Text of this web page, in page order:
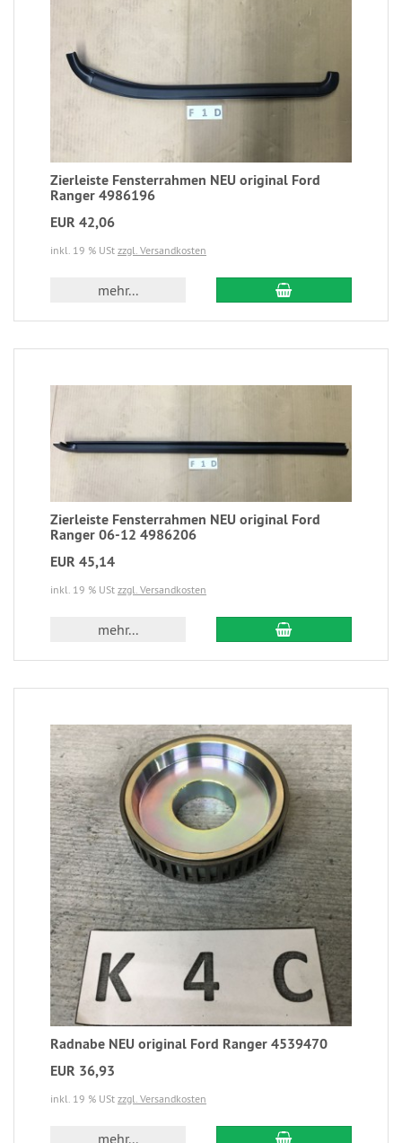
Zierleiste Fensterrahmen NEU original Ford
Ranger 4986196
EUR 42,06
inkl. 19 % USt zzgl. Versandkosten
mehr...
Zierleiste Fensterrahmen NEU original Ford
Ranger 06-12 4986206
EUR 45,14
inkl. 19 % USt zzgl. Versandkosten
mehr...
Radnabe NEU original Ford Ranger 4539470
EUR 36,93
inkl. 19 % USt zzgl. Versandkosten
mehr...